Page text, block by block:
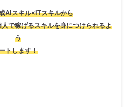
AIスキル×ITスキルから
で稼げるスキルを身につけられるよ
う
トします！